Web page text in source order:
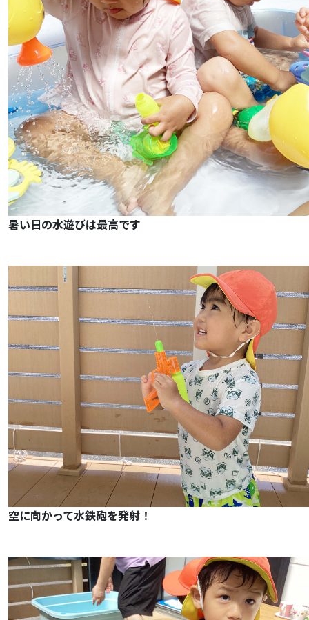
暑い日の水遊びは最高です
空に向かって水鉄砲を発射！